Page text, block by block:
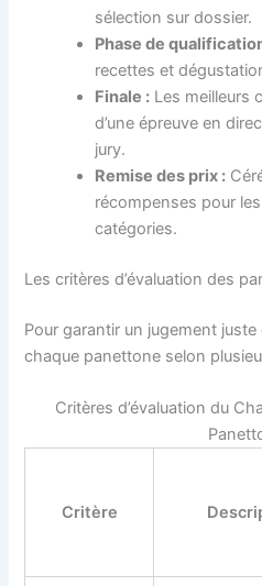
sélection sur dossier.
Phase de
recettes et
Finale : Les meilleurs
d’une épreuve en
jury.
Remise des prix :
récompenses pour
catégories.
Les critères d’évaluation des
Pour garantir un jugement
chaque panettone selon
Critères d’évaluation du
Critère